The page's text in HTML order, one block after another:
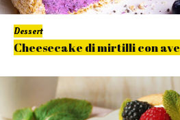
Dessert
Cheesecake di mirtilli con